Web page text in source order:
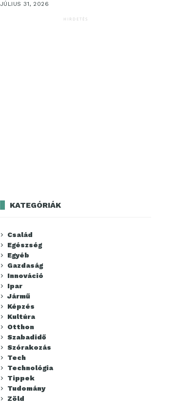
JÚLIUS 31, 2026
HIRDETÉS
KATEGÓRIÁK
Család
Egészség
Egyéb
Gazdaság
Innováció
Ipar
Jármű
Képzés
Kultúra
Otthon
Szabadidő
Szórakozás
Tech
Technológia
Tippek
Tudomány
Zöld